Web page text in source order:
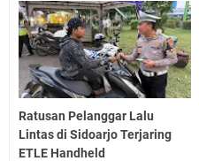
Ratusan Pelanggar Lalu
Lintas di Sidoarjo Terjaring
ETLE Handheld